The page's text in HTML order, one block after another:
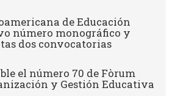
de Educación
número monográfico y
dos convocatorias
el número 70 de Fòrum
y Gestión Educativa